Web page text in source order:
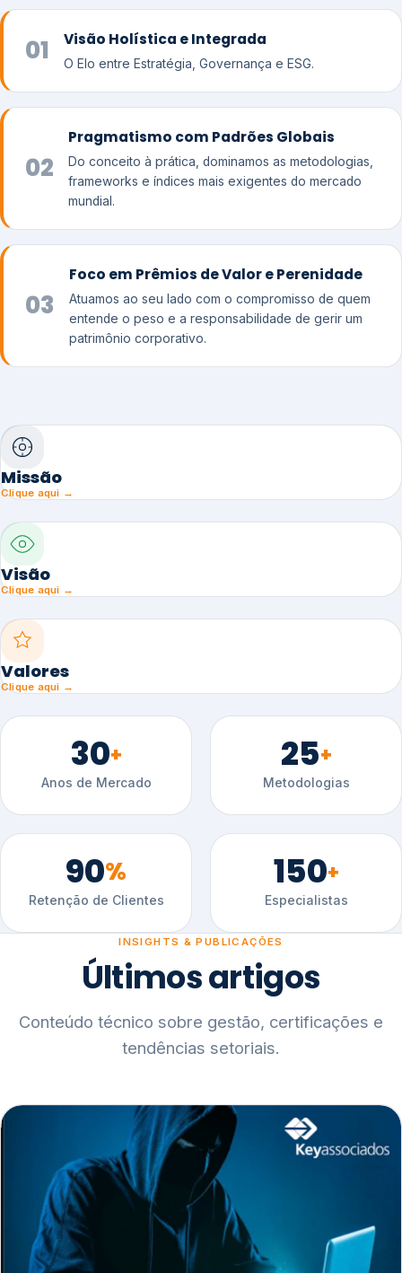
01 Visão Holística e Integrada
O Elo entre Estratégia, Governança e ESG.
02
Pragmatismo com Padrões Globais
Do conceito à prática, dominamos as metodologias,
frameworks e índices mais exigentes do mercado
mundial.
03
Foco em Prêmios de Valor e Perenidade
Atuamos ao seu lado com o compromisso de quem
entende o peso e a responsabilidade de gerir um
patrimônio corporativo.
Missão
Clique aqui →
Visão
Clique aqui →
Valores
Clique aqui →
30+
Anos de Mercado
25+
Metodologias
90%
Retenção de Clientes
150+
Especialistas
INSIGHTS & PUBLICAÇÕES
Últimos artigos
Conteúdo técnico sobre gestão, certificações e
tendências setoriais.